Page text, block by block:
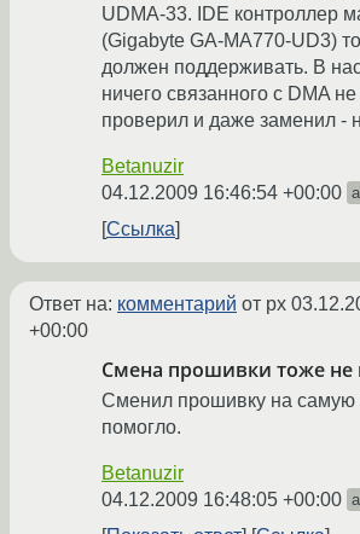
UDMA-33. IDE контроллер
(Gigabyte GA-MA770-UD3)
должен поддерживать. В
ничего связанного с DMA
проверил и даже заменил -
Betanuzir
04.12.2009 16:46:54 +00:00
Ссылка
Ответ на: комментарий от px
+00:00
Смена прошивки тоже не
Сменил прошивку на самую
помогло.
Betanuzir
04.12.2009 16:48:05 +00:00